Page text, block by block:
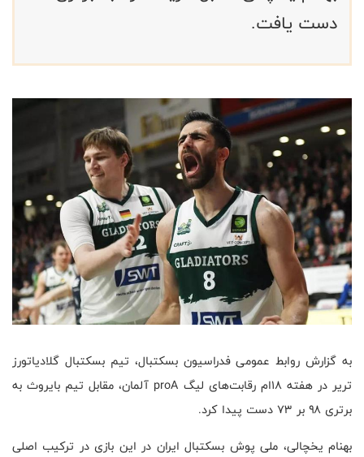
دست یافت.
به گزارش روابط عمومی فدراسیون بسکتبال، تیم بسکتبال گلادیاتورز
تریر در هفته ۱۸‌ام رقابت‌های لیگ proA آلمان، مقابل تیم بایروث به
برتری ۹۸ بر ۷۳ دست پیدا کرد.
بهنام یخچالی، ملی پوش بسکتبال ایران در این بازی در ترکیب اصلی